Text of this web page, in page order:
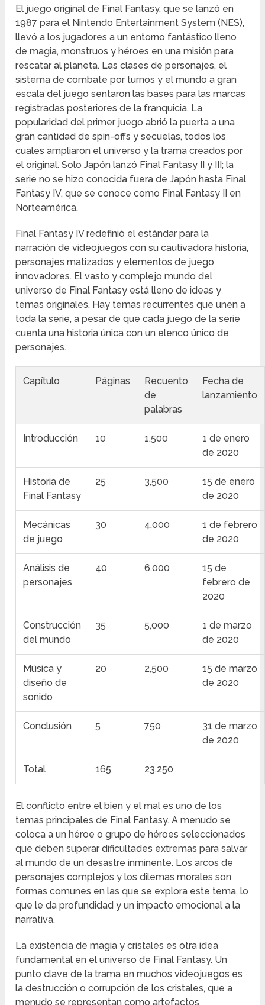
El juego original de Final Fantasy, que se lanzó en
1987 para el Nintendo Entertainment System (NES),
llevó a los jugadores a un entorno fantástico lleno
de magia, monstruos y héroes en una misión para
rescatar al planeta. Las clases de personajes, el
sistema de combate por turnos y el mundo a gran
escala del juego sentaron las bases para las marcas
registradas posteriores de la franquicia. La
popularidad del primer juego abrió la puerta a una
gran cantidad de spin-offs y secuelas, todos los
cuales ampliaron el universo y la trama creados por
el original. Solo Japón lanzó Final Fantasy II y III; la
serie no se hizo conocida fuera de Japón hasta Final
Fantasy IV, que se conoce como Final Fantasy II en
Norteamérica.
Final Fantasy IV redefinió el estándar para la
narración de videojuegos con su cautivadora historia,
personajes matizados y elementos de juego
innovadores. El vasto y complejo mundo del
universo de Final Fantasy está lleno de ideas y
temas originales. Hay temas recurrentes que unen a
toda la serie, a pesar de que cada juego de la serie
cuenta una historia única con un elenco único de
personajes.
Capítulo Páginas
Recuento
de
palabras
Fecha de
lanzamiento
Introducción 10 1,500
1 de enero
de 2020
Historia de
Final Fantasy
25 3,500
15 de enero
de 2020
Mecánicas
de juego
30 4,000
1 de febrero
de 2020
Análisis de
personajes
40 6,000
15 de
febrero de
2020
Construcción
del mundo
35 5,000
1 de marzo
de 2020
Música y
diseño de
sonido
20 2,500
15 de marzo
de 2020
Conclusión 5 750
31 de marzo
de 2020
Total 165 23,250
El conflicto entre el bien y el mal es uno de los
temas principales de Final Fantasy. A menudo se
coloca a un héroe o grupo de héroes seleccionados
que deben superar dificultades extremas para salvar
al mundo de un desastre inminente. Los arcos de
personajes complejos y los dilemas morales son
formas comunes en las que se explora este tema, lo
que le da profundidad y un impacto emocional a la
narrativa.
La existencia de magia y cristales es otra idea
fundamental en el universo de Final Fantasy. Un
punto clave de la trama en muchos videojuegos es
la destrucción o corrupción de los cristales, que a
menudo se representan como artefactos